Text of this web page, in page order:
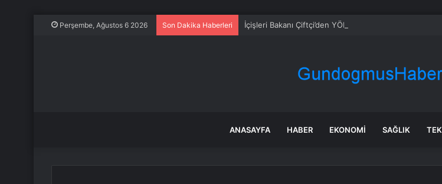
Perşembe, Ağustos 6 2026 Son Dakika Haberleri İçişleri Bakanı Çiftçi’den YÖK ziyareti
ANASAYFA HABER EKONOMI SAĞLIK